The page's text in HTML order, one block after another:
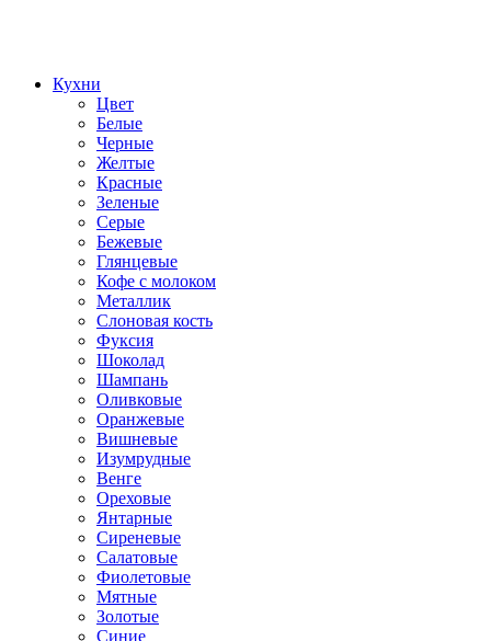
Кухни
Цвет
Белые
Черные
Желтые
Красные
Зеленые
Серые
Бежевые
Глянцевые
Кофе с молоком
Металлик
Слоновая кость
Фуксия
Шоколад
Шампань
Оливковые
Оранжевые
Вишневые
Изумрудные
Венге
Ореховые
Янтарные
Сиреневые
Салатовые
Фиолетовые
Мятные
Золотые
Синие